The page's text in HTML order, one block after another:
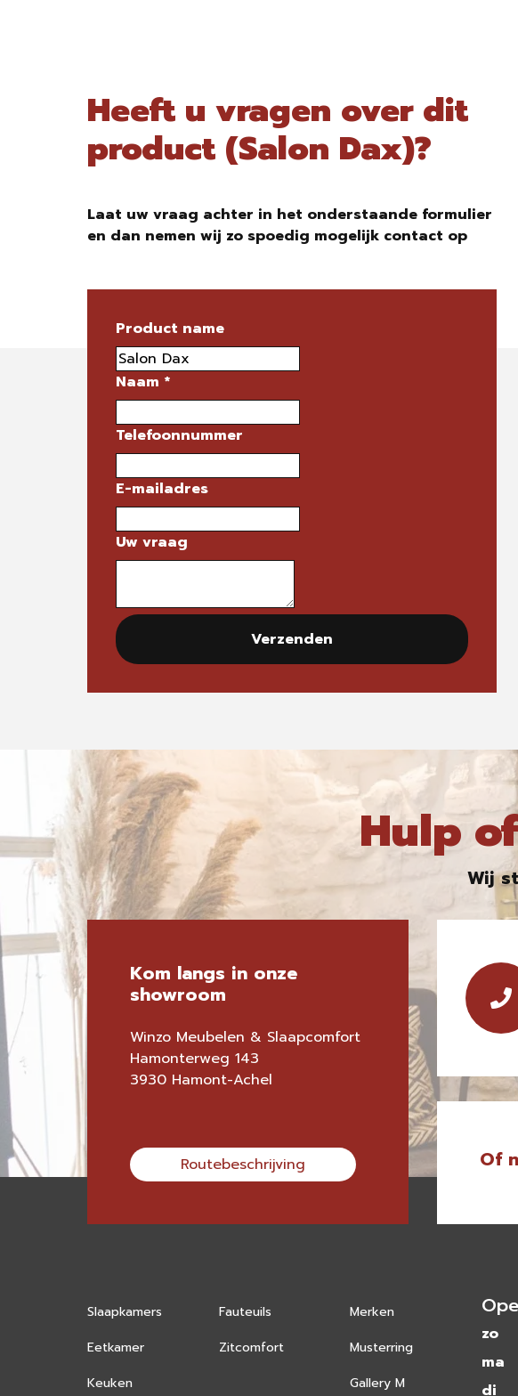
Heeft u vragen over dit
product (Salon Dax)?
Laat uw vraag achter in het onderstaande formulier
en dan nemen wij zo spoedig mogelijk contact op
Product name
Naam *
Telefoonnummer
E-mailadres
Uw vraag
Verzenden
Hulp
Wij
Kom langs in onze
showroom
Winzo Meubelen & Slaapcomfort
Hamonterweg 143
3930 Hamont-Achel
Routebeschrijving Of
Slaapkamers
Eetkamer
Keuken
Fauteuils
Zitcomfort
Merken
Musterring
Gallery M
zo
ma
di